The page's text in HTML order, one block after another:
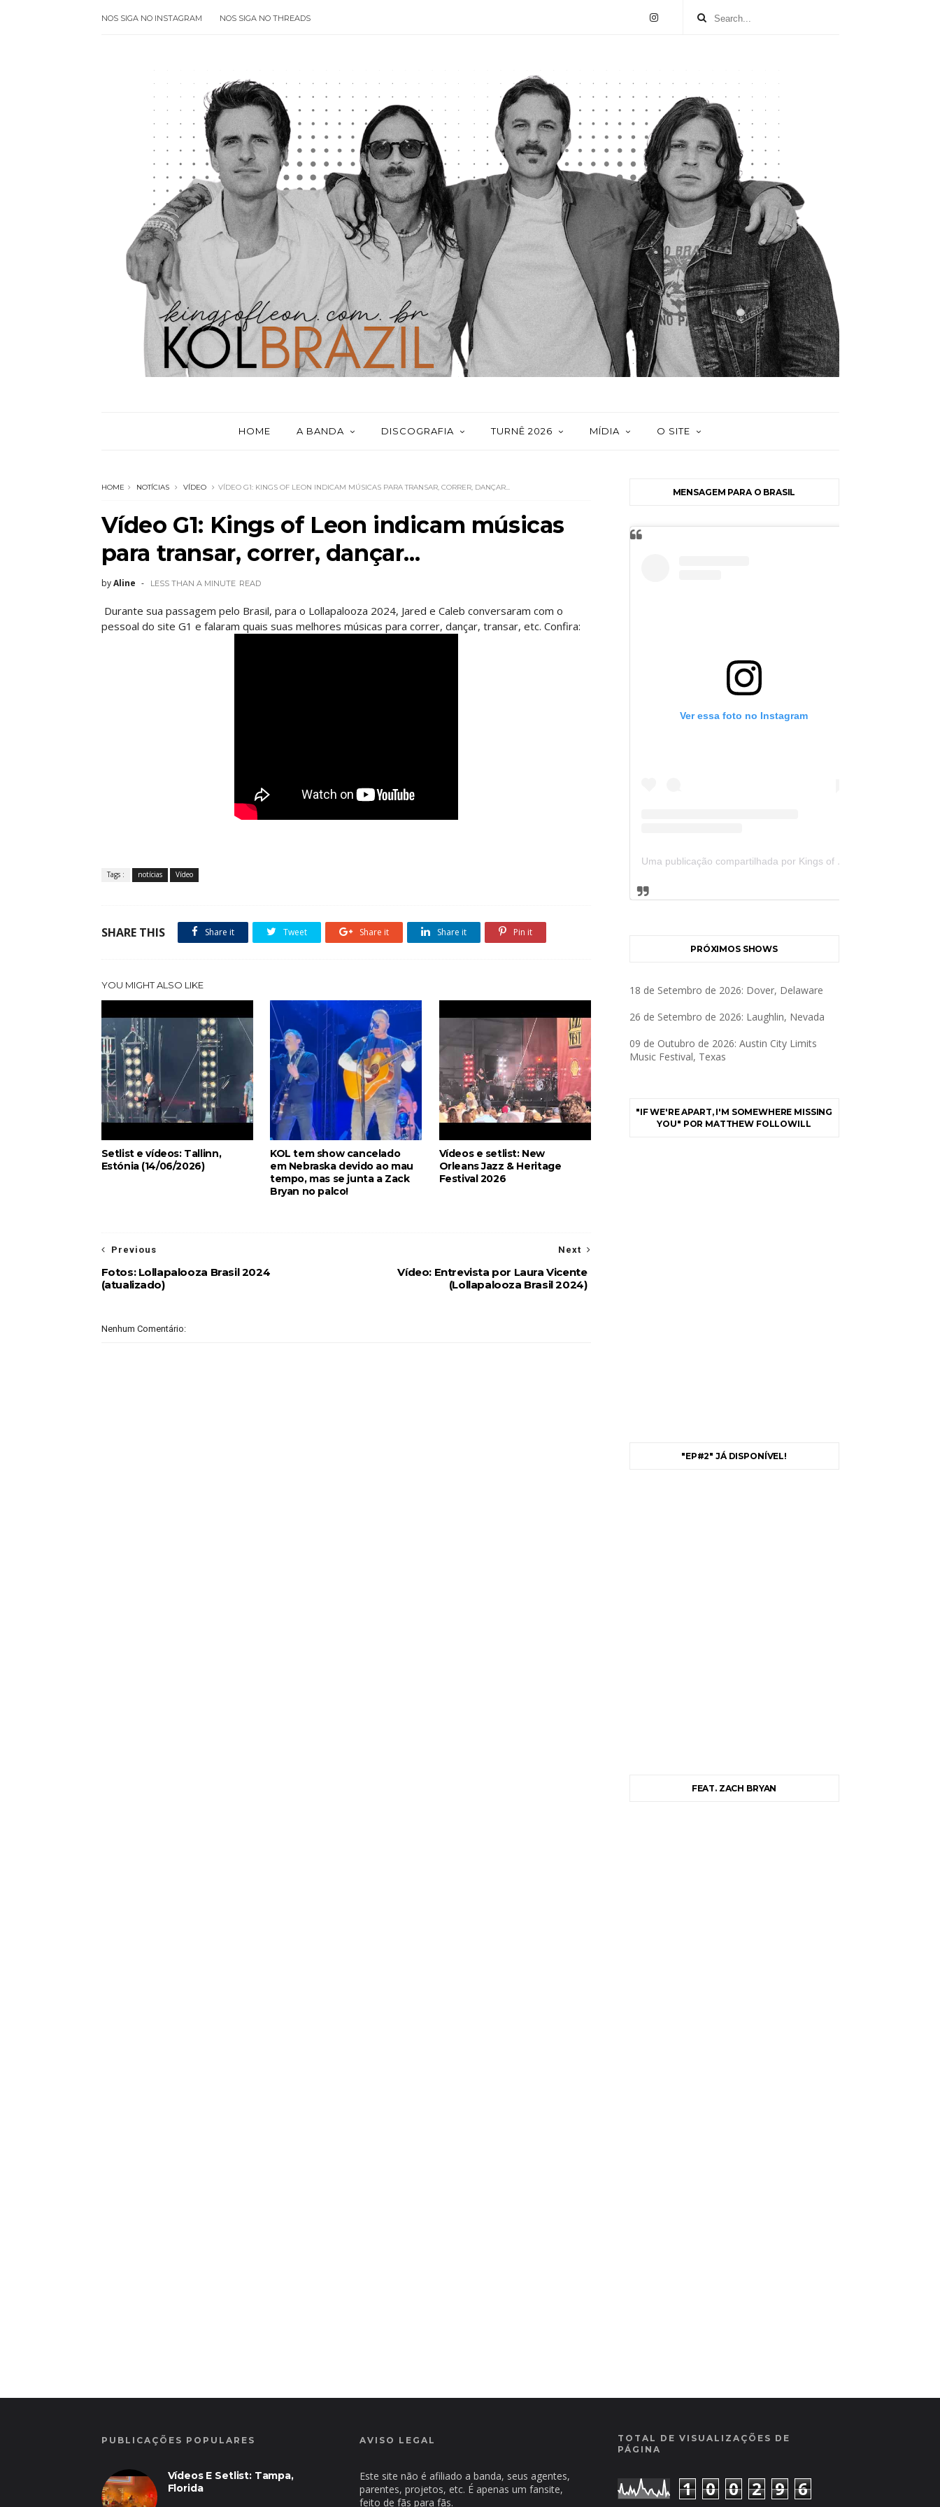
NOS SIGA NO INSTAGRAM NOS SIGA NO THREADS
HOME A BANDA DISCOGRAFIA TURNÊ 2026 MÍDIA O SITE
HOME NOTÍCIAS VÍDEO VÍDEO G1: KINGS OF LEON INDICAM MÚSICAS PARA TRANSAR, CORRER, DANÇAR...
Vídeo G1: Kings of Leon indicam músicas
para transar, correr, dançar...
byAline LESS THAN A MINUTE READ
Durante sua passagem pelo Brasil, para o Lollapalooza 2024, Jared e Caleb conversaram com o
pessoal do site G1 e falaram quais suas melhores músicas para correr, dançar, transar, etc. Confira:
Tags : notícias Vídeo
SHARE THIS Share it Tweet Share it Share it Pin it
YOU MIGHT ALSO LIKE
Setlist e vídeos: Tallinn,
Estónia (14/06/2026)
KOL tem show cancelado
em Nebraska devido ao mau
tempo, mas se junta a Zack
Bryan no palco!
Vídeos e setlist: New
Orleans Jazz & Heritage
Festival 2026
Next
Vídeo: Entrevista por Laura Vicente
(Lollapalooza Brasil 2024)
Previous
Fotos: Lollapalooza Brasil 2024
(atualizado)
Nenhum Comentário:
MENSAGEM PARA O BRASIL
Ver essa foto no Instagram
Uma publicação compartilhada por Kings of Leon Brazil (@kolbrazil)
PRÓXIMOS SHOWS
18 de Setembro de 2026: Dover, Delaware
26 de Setembro de 2026: Laughlin, Nevada
09 de Outubro de 2026: Austin City Limits
Music Festival, Texas
"IF WE'RE APART, I'M SOMEWHERE MISSING
YOU" POR MATTHEW FOLLOWILL
"EP#2" JÁ DISPONÍVEL!
FEAT. ZACH BRYAN
PUBLICAÇÕES POPULARES
Vídeos E Setlist: Tampa,
Florida
AVISO LEGAL
Este site não é afiliado a banda, seus agentes,
parentes, projetos, etc. É apenas um fansite,
feito de fãs para fãs.
TOTAL DE VISUALIZAÇÕES DE
PÁGINA
1 0 0 2 9 6